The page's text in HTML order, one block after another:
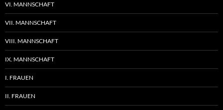
VI. MANNSCHAFT
VII. MANNSCHAFT
VIII. MANNSCHAFT
IX. MANNSCHAFT
I. FRAUEN
II. FRAUEN